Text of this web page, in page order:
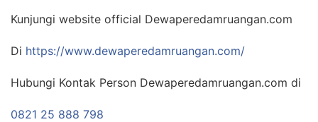
Kunjungi website official Dewaperedamruangan.com
Di https://www.dewaperedamruangan.com/
Hubungi Kontak Person Dewaperedamruangan.com di
0821 25 888 798